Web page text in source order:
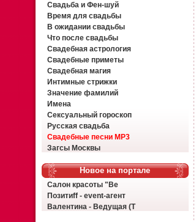
Свадьба и Фен-шуй
Время для свадьбы
В ожидании свадьбы
Что после свадьбы
Свадебная астрология
Свадебные приметы
Свадебная магия
Интимные стрижки
Значение фамилий
Имена
Сексуальный гороскоп
Русская свадьба
Свадебные песни MP3
Загсы Москвы
Новое на портале
Салон красоты "Ве
Позитиff - event-агент
Валентина - Ведущая (Т